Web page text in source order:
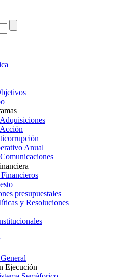
Anual
presupuestales
y Resoluciones
Ejecución